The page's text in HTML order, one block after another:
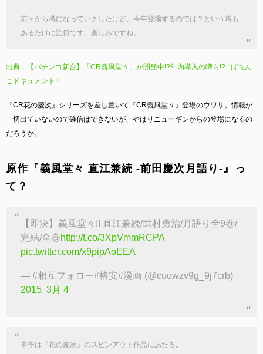
前々から噂になっていましたけど、今年登場するのでは？という噂も
あるだけに注目です。楽しみですね。
出典：【パチンコ新台】「CR義風堂々」が開発中!?年内導入の噂も!? : ぱちん
こドキュメント!!
『CR花の慶次』シリーズを差し置いて『CR義風堂々』登場のウワサ。情報が
一切出ていないので確信はできないが、やはりニューギンからの登場になるの
だろうか。
原作『義風堂々 直江兼続 -前田慶次月語り-』っ
て？
【即決】義風堂々!! 直江兼続/武村勇治/月語り全9巻/
完結/全巻http://t.co/3XpVmmRCPA
pic.twitter.com/x9pipAoEEA
— #相互フォロー#格安#漫画 (@cuowzv9g_9j7crb)
2015, 3月 4
本作は『花の慶次』のスピンアウト作品にあたる。